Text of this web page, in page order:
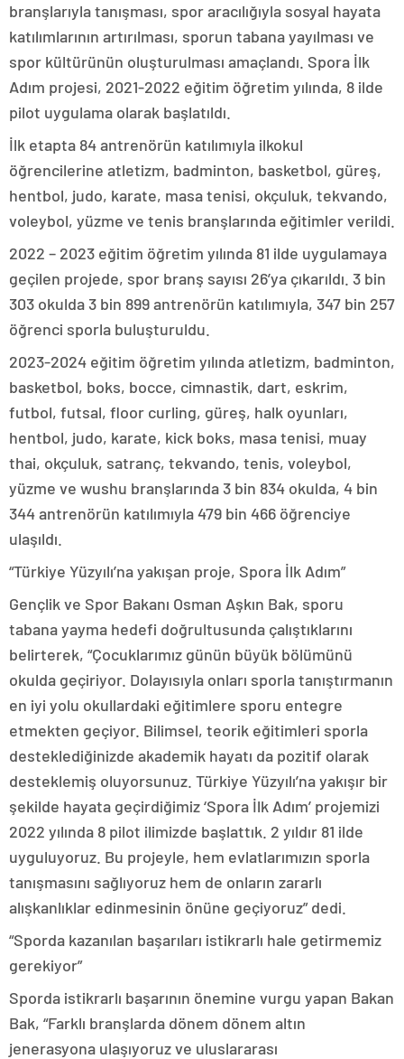
branşlarıyla tanışması, spor aracılığıyla sosyal hayata
katılımlarının artırılması, sporun tabana yayılması ve
spor kültürünün oluşturulması amaçlandı. Spora İlk
Adım projesi, 2021-2022 eğitim öğretim yılında, 8 ilde
pilot uygulama olarak başlatıldı.
İlk etapta 84 antrenörün katılımıyla ilkokul
öğrencilerine atletizm, badminton, basketbol, güreş,
hentbol, judo, karate, masa tenisi, okçuluk, tekvando,
voleybol, yüzme ve tenis branşlarında eğitimler verildi.
2022 – 2023 eğitim öğretim yılında 81 ilde uygulamaya
geçilen projede, spor branş sayısı 26’ya çıkarıldı. 3 bin
303 okulda 3 bin 899 antrenörün katılımıyla, 347 bin 257
öğrenci sporla buluşturuldu.
2023-2024 eğitim öğretim yılında atletizm, badminton,
basketbol, boks, bocce, cimnastik, dart, eskrim,
futbol, futsal, floor curling, güreş, halk oyunları,
hentbol, judo, karate, kick boks, masa tenisi, muay
thai, okçuluk, satranç, tekvando, tenis, voleybol,
yüzme ve wushu branşlarında 3 bin 834 okulda, 4 bin
344 antrenörün katılımıyla 479 bin 466 öğrenciye
ulaşıldı.
“Türkiye Yüzyılı’na yakışan proje, Spora İlk Adım”
Gençlik ve Spor Bakanı Osman Aşkın Bak, sporu
tabana yayma hedefi doğrultusunda çalıştıklarını
belirterek, “Çocuklarımız günün büyük bölümünü
okulda geçiriyor. Dolayısıyla onları sporla tanıştırmanın
en iyi yolu okullardaki eğitimlere sporu entegre
etmekten geçiyor. Bilimsel, teorik eğitimleri sporla
desteklediğinizde akademik hayatı da pozitif olarak
desteklemiş oluyorsunuz. Türkiye Yüzyılı’na yakışır bir
şekilde hayata geçirdiğimiz ‘Spora İlk Adım’ projemizi
2022 yılında 8 pilot ilimizde başlattık. 2 yıldır 81 ilde
uyguluyoruz. Bu projeyle, hem evlatlarımızın sporla
tanışmasını sağlıyoruz hem de onların zararlı
alışkanlıklar edinmesinin önüne geçiyoruz” dedi.
“Sporda kazanılan başarıları istikrarlı hale getirmemiz
gerekiyor”
Sporda istikrarlı başarının önemine vurgu yapan Bakan
Bak, “Farklı branşlarda dönem dönem altın
jenerasyona ulaşıyoruz ve uluslararası